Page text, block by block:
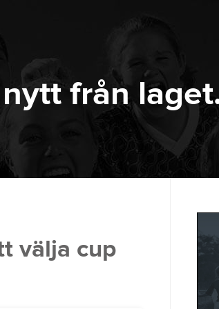
från
välja cup